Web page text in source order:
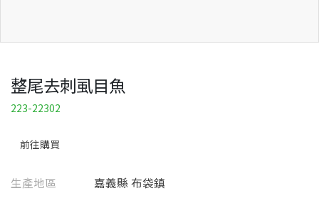
整尾去刺虱目魚
223-22302
前往購買
生產地區
嘉義縣 布袋鎮